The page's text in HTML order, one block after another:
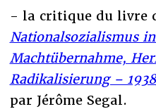
- la critique du livre
Nationalsozialismus
Machtübernahme,
Radikalisierung –
par Jérôme Segal.